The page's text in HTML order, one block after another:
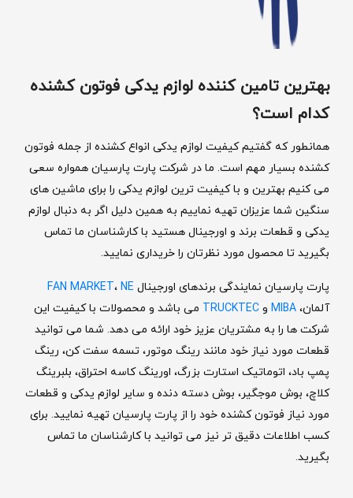
بهترین تامین کننده لوازم یدکی فوتون کشنده
کدام است؟
همانطور که گفتیم کیفیت لوازم یدکی انواع کشنده از جمله فوتون
کشنده بسیار مهم است. ما در شرکت پارت پارسیان همواره سعی
می کنیم بهترین و با کیفیت ترین لوازم یدکی را برای ماشین های
سنگین شما عزیزان تهیه نماییم به همین دلیل اگر به دنبال لوازم
یدکی و قطعات برند و اورجینال هستید با کارشناسان ما تماس
بگیرید تا محصول مورد نظرتان را خریداری نمایید.
پارت پارسیان نمایندگی برندهای اورجینال FAN MARKET، NE
آلمان، MIBA و TRUCKTEC می باشد و محصولات با کیفیت این
شرکت ها را به مشتریان عزیز خود ارائه می دهد. شما می توانید
قطعات مورد نیاز خود مانند رینگ موتور، تسمه سفت کن، رینگ
پمپ باد، اتوماتیک استارت بزرگ، اورینگ کاسه احتراق، بلبرینگ
کلاچ، بوش موجگیر، بوش دسته دنده و سایر لوازم یدکی و قطعات
مورد نیاز فوتون کشنده خود را از پارت پارسیان تهیه نمایید. برای
کسب اطلاعات دقیق تر نیز می توانید با کارشناسان ما تماس
بگیرید.